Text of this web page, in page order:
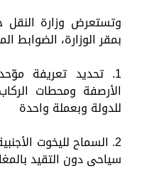
وتستعرض وزارة
بمقر الوزارة، الضوابط
1. تحديد تعريفة
الأرصفة ومحطات
للدولة وبعملة واحدة
2. السماح لليخوت
سياحى دون التقيد